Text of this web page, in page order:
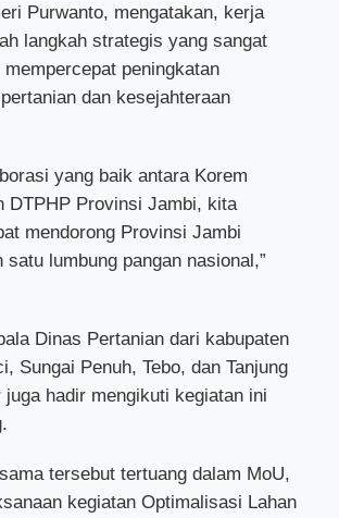
Purwanto, mengatakan, kerja
langkah strategis yang sangat
peningkatan
dan kesejahteraan
yang baik antara Korem
DTPHP Provinsi Jambi, kita
mendorong Provinsi Jambi
satu lumbung pangan nasional,”
Dinas Pertanian dari kabupaten
Sungai Penuh, Tebo, dan Tanjung
juga hadir mengikuti kegiatan ini
tersebut tertuang dalam MoU,
kegiatan Optimalisasi Lahan